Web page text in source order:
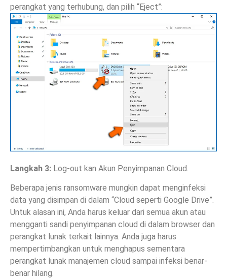
perangkat yang terhubung, dan pilih “Eject”:
Langkah 3: Log-out kan Akun Penyimpanan Cloud.
Beberapa jenis ransomware mungkin dapat menginfeksi
data yang disimpan di dalam “Cloud seperti Google Drive”.
Untuk alasan ini, Anda harus keluar dari semua akun atau
mengganti sandi penyimpanan cloud di dalam browser dan
perangkat lunak terkait lainnya. Anda juga harus
mempertimbangkan untuk menghapus sementara
perangkat lunak manajemen cloud sampai infeksi benar-
benar hilang.